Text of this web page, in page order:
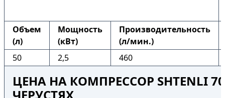
Объем
(л)
Мощность
(кВт)
Производительность
(л/мин.)
50
2,5 460
ЦЕНА НА КОМПРЕССОР SHTENLI